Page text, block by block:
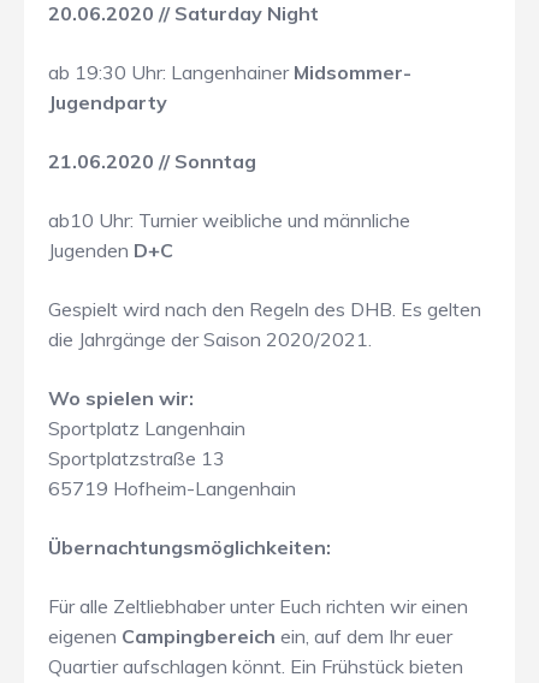
20.06.2020 // Saturday Night
ab 19:30 Uhr: Langenhainer Midsommer-
Jugendparty
21.06.2020 // Sonntag
ab10 Uhr: Turnier weibliche und männliche
Jugenden D+C
Gespielt wird nach den Regeln des DHB. Es gelten
die Jahrgänge der Saison 2020/2021.
Wo spielen wir:
Sportplatz Langenhain
Sportplatzstraße 13
65719 Hofheim-Langenhain
Übernachtungsmöglichkeiten:
Für alle Zeltliebhaber unter Euch richten wir einen
eigenen Campingbereich ein, auf dem Ihr euer
Quartier aufschlagen könnt. Ein Frühstück bieten